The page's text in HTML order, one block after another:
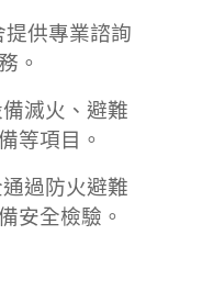
供專業諮詢
。
滅火、避難
等項目。
過防火避難
安全檢驗。